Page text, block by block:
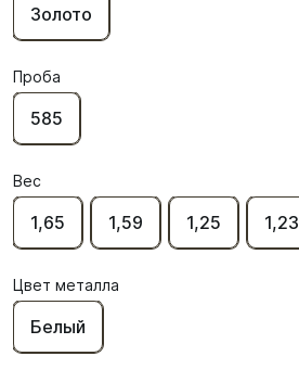
Золото
Проба
585
Вес
1,65 1,59 1,25 1,23
Цвет металла
Белый